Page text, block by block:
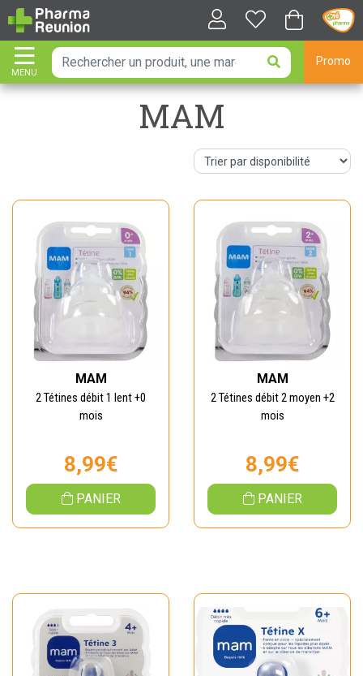
MENU
AFFICHER LA NAVIGATION
Promo
MAM
MAM
2 Tétines débit 1 lent +0
mois
8,99€
PANIER
MAM
2 Tétines débit 2 moyen +2
mois
8,99€
PANIER